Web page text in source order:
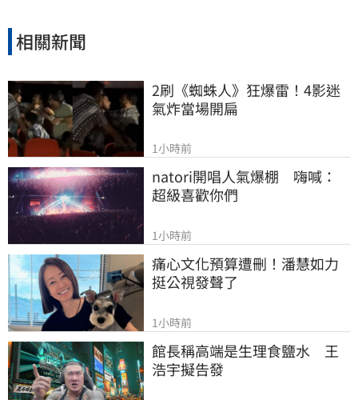
相關新聞
2刷《蜘蛛人》狂爆雷！4影迷
氣炸當場開扁
1小時前
natori開唱人氣爆棚　嗨喊：
超級喜歡你們
1小時前
痛心文化預算遭刪！潘慧如力
挺公視發聲了
1小時前
館長稱高端是生理食鹽水　王
浩宇擬告發